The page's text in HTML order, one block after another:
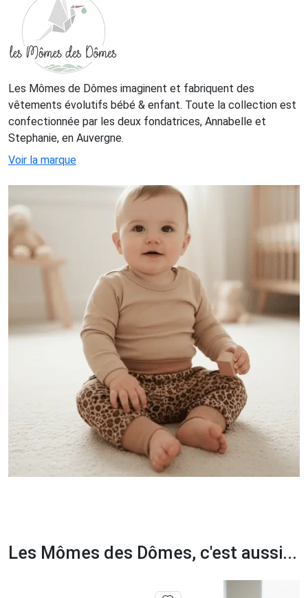
Les Mômes de Dômes imaginent et fabriquent des
vêtements évolutifs bébé & enfant. Toute la collection est
confectionnée par les deux fondatrices, Annabelle et
Stephanie, en Auvergne.
Voir la marque
Les Mômes des Dômes, c'est aussi...